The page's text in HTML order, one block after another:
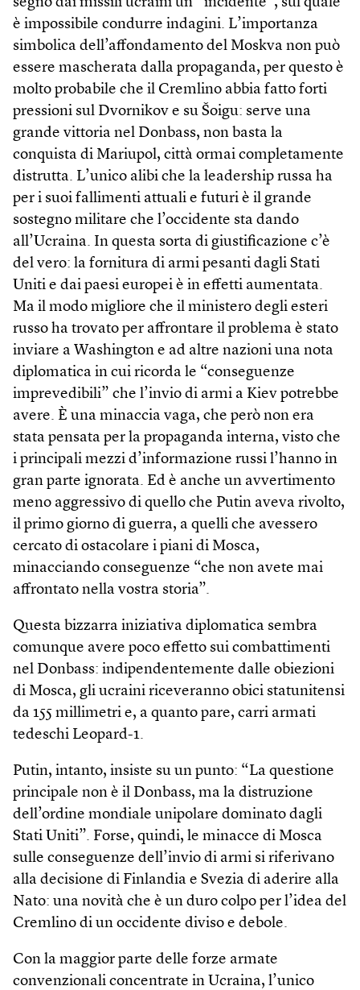
è impossibile condurre indagini. L’importanza
simbolica dell’affondamento del Moskva non può
essere mascherata dalla propaganda, per questo è
molto probabile che il Cremlino abbia fatto forti
pressioni sul Dvornikov e su Šoigu: serve una
grande vittoria nel Donbass, non basta la
conquista di Mariupol, città ormai completamente
distrutta. L’unico alibi che la leadership russa ha
per i suoi fallimenti attuali e futuri è il grande
sostegno militare che l’occidente sta dando
all’Ucraina. In questa sorta di giustificazione c’è
del vero: la fornitura di armi pesanti dagli Stati
Uniti e dai paesi europei è in effetti aumentata.
Ma il modo migliore che il ministero degli esteri
russo ha trovato per affrontare il problema è stato
inviare a Washington e ad altre nazioni una nota
diplomatica in cui ricorda le “conseguenze
imprevedibili” che l’invio di armi a Kiev potrebbe
avere. È una minaccia vaga, che però non era
stata pensata per la propaganda interna, visto che
i principali mezzi d’informazione russi l’hanno in
gran parte ignorata. Ed è anche un avvertimento
meno aggressivo di quello che Putin aveva rivolto,
il primo giorno di guerra, a quelli che avessero
cercato di ostacolare i piani di Mosca,
minacciando conseguenze “che non avete mai
affrontato nella vostra storia”.
Questa bizzarra iniziativa diplomatica sembra
comunque avere poco effetto sui combattimenti
nel Donbass: indipendentemente dalle obiezioni
di Mosca, gli ucraini riceveranno obici statunitensi
da 155 millimetri e, a quanto pare, carri armati
tedeschi Leopard-1.
Putin, intanto, insiste su un punto: “La questione
principale non è il Donbass, ma la distruzione
dell’ordine mondiale unipolare dominato dagli
Stati Uniti”. Forse, quindi, le minacce di Mosca
sulle conseguenze dell’invio di armi si riferivano
alla decisione di Finlandia e Svezia di aderire alla
Nato: una novità che è un duro colpo per l’idea del
Cremlino di un occidente diviso e debole.
Con la maggior parte delle forze armate
convenzionali concentrate in Ucraina, l’unico